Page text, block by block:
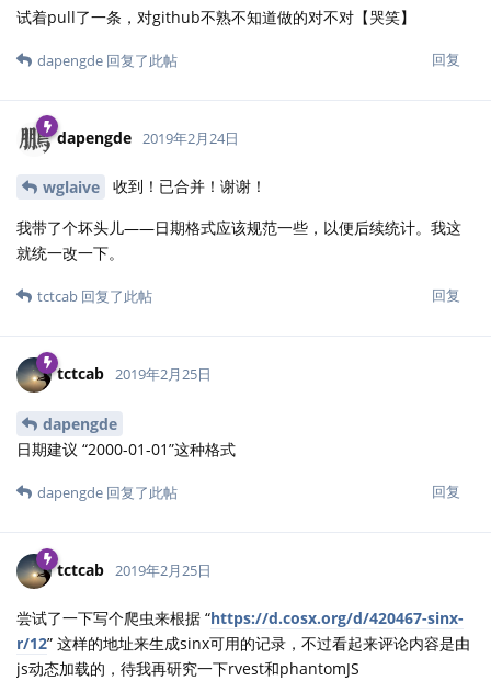
试着pull了一条，对github不熟不知道做的对不对【哭笑】
回复
dapengde 回复了此帖
dapengde 2019年2月24日
wglaive 收到！已合并！谢谢！
我带了个坏头儿——日期格式应该规范一些，以便后续统计。我这
就统一改一下。
回复
tctcab 回复了此帖
tctcab 2019年2月25日
dapengde
日期建议 “2000-01-01”这种格式
回复
dapengde 回复了此帖
tctcab 2019年2月25日
尝试了一下写个爬虫来根据 “https://d.cosx.org/d/420467-sinx-
r/12” 这样的地址来生成sinx可用的记录，不过看起来评论内容是由
js动态加载的，待我再研究一下rvest和phantomJS